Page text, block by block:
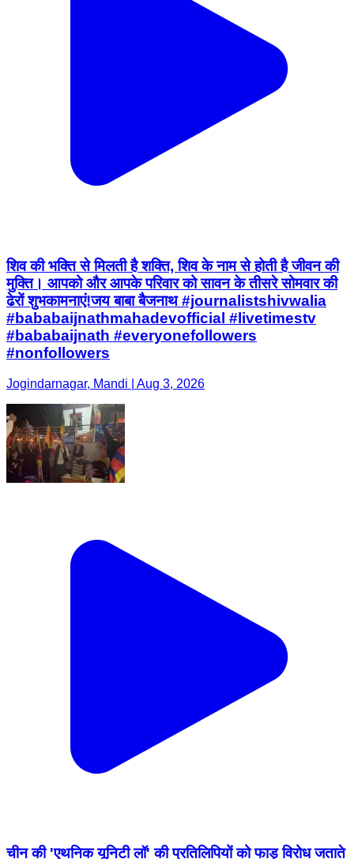
शिव की भक्ति से मिलती है शक्ति, शिव के नाम से होती है जीवन की
#nonfollowers
Jogindarnagar, Mandi | Aug 3, 2026
चीन की 'एथनिक यूनिटी लॉ' की प्रतिलिपियों को फाड़ विरोध जताते
तिब्बती समुदाय के पदाधिकारी एवं लोग